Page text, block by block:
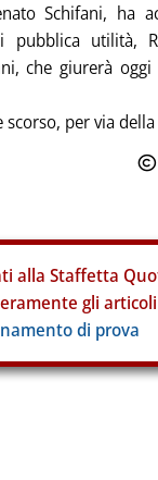
Schifani, ha
pubblica utilità,
che giurerà oggi
per via
alla Staffetta
gli
di prova